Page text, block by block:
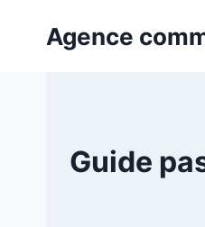
Agence
Guide